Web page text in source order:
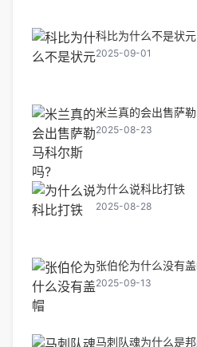
科比为什么不是状元
2025-09-01
米兰真的会出售萨
2025-08-23
为什么说科比打铁
2025-08-28
张伯伦为什么没有
2025-09-13
马刺队魂为什么是